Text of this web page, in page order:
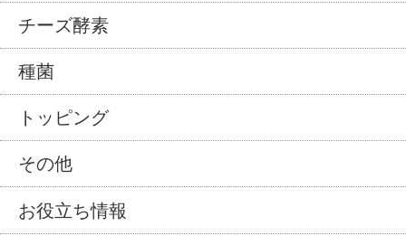
チーズ酵素
種菌
トッピング
その他
お役立ち情報